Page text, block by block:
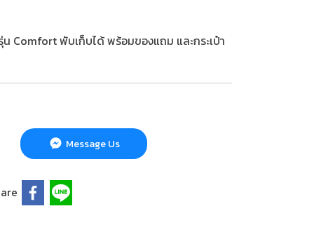
Comfort พับเก็บได้ พร้อมของแถม และกระเป๋า
Message Us